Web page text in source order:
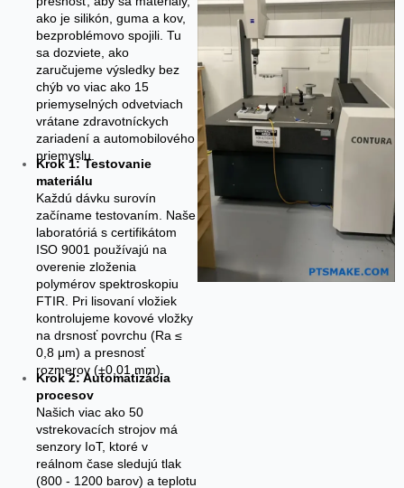
ako je silikón, guma a kov,
bezproblémovo spojili. Tu
sa dozviete, ako
zaručujeme výsledky bez
chýb vo viac ako 15
priemyselných odvetviach
vrátane zdravotníckych
zariadení a automobilového
priemyslu.
Krok 1: Testovanie
materiálu
Každú dávku surovín
začíname testovaním. Naše
laboratóriá s certifikátom
ISO 9001 používajú na
overenie zloženia
polymérov spektroskopiu
FTIR. Pri lisovaní vložiek
kontrolujeme kovové vložky
na drsnosť povrchu (Ra ≤
0,8 μm) a presnosť
rozmerov (±0,01 mm).
Krok 2: Automatizácia
procesov
Našich viac ako 50
vstrekovacích strojov má
senzory IoT, ktoré v
reálnom čase sledujú tlak
(800 - 1200 barov) a teplotu